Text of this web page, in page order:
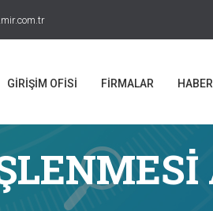
GİRİŞİM OFİSİ FİRMALAR